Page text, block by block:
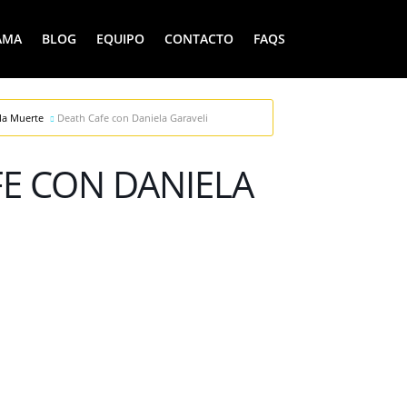
BLOG EQUIPO CONTACTO FAQS
Muerte Death Cafe con Daniela Garaveli
CON DANIELA